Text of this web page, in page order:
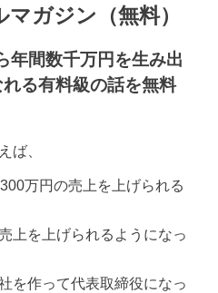
ガジン（無料）
年間数千万円を生み出
る有料級の話を無料
ば、
万円の売上を上げられる
上を上げられるようになっ
を作って代表取締役になっ